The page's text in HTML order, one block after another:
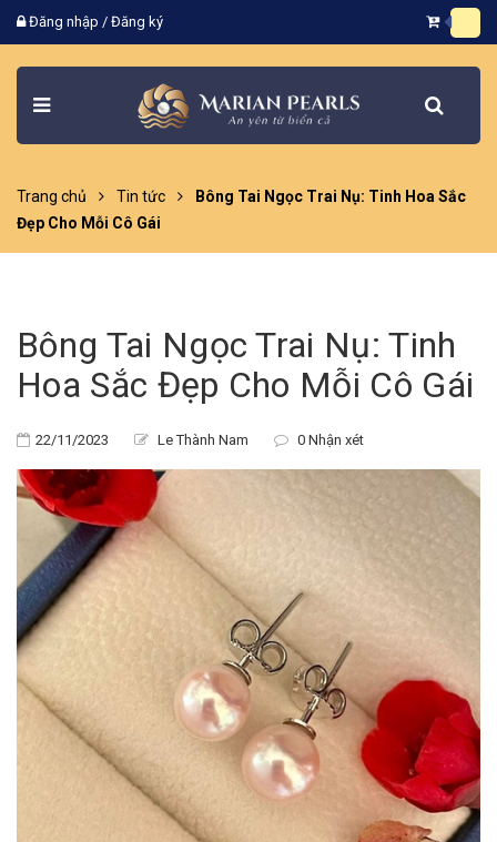
Đăng nhập / Đăng ký
Trang chủ Tin tức
Bông Tai Ngọc Trai Nụ: Tinh Hoa Sắc
Đẹp Cho Mỗi Cô Gái
Bông Tai Ngọc Trai Nụ: Tinh
Hoa Sắc Đẹp Cho Mỗi Cô Gái
22/11/2023 Le Thành Nam 0 Nhận xét